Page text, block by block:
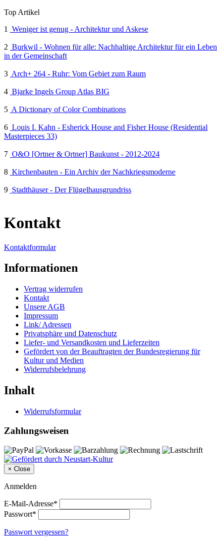
Top Artikel
1
Weniger ist genug - Architektur und Askese
2 Burkwil - Wohnen für alle: Nachhaltige Architektur für ein Leben
in der Gemeinschaft
3 Arch+ 264 - Ruhr: Vom Gebiet zum Raum
4 Bjarke Ingels Group Atlas BIG
5 A Dictionary of Color Combinations
6 Louis I. Kahn - Esherick House and Fisher House (Residential
Masterpieces 33)
7 O&O [Ortner & Ortner] Baukunst - 2012-2024
8 Kirchenbauten - Ein Archiv der Nachkriegsmoderne
9 Stadthäuser - Der Flügelhausgrundriss
Kontakt
Kontaktformular
Informationen
Vertrag widerrufen
Kontakt
Unsere AGB
Impressum
Link/ Adressen
Privatsphäre und Datenschutz
Liefer- und Versandkosten und Lieferzeiten
Gefördert von der Beauftragten der Bundesregierung für
Kultur und Medien
Widerrufsbelehrung
Inhalt
Widerrufsformular
Zahlungsweisen
× Close
Anmelden
E-Mail-Adresse*
Passwort*
Passwort vergessen?